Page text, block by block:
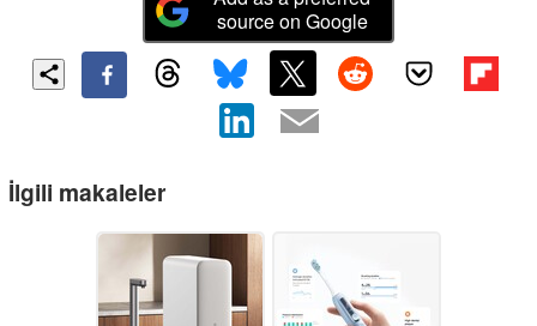
source on Google
İlgili makaleler